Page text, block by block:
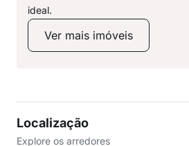
ideal.
Ver mais imóveis
Localização
Explore os arredores